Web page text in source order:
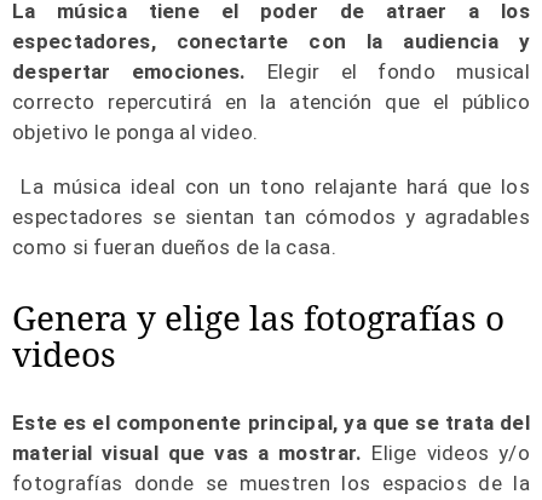
La música tiene el poder de atraer a los
espectadores, conectarte con la audiencia y
despertar emociones. Elegir el fondo musical
correcto repercutirá en la atención que el público
objetivo le ponga al video.
La música ideal con un tono relajante hará que los
espectadores se sientan tan cómodos y agradables
como si fueran dueños de la casa.
Genera y elige las fotografías o
videos
Este es el componente principal, ya que se trata del
material visual que vas a mostrar. Elige videos y/o
fotografías donde se muestren los espacios de la